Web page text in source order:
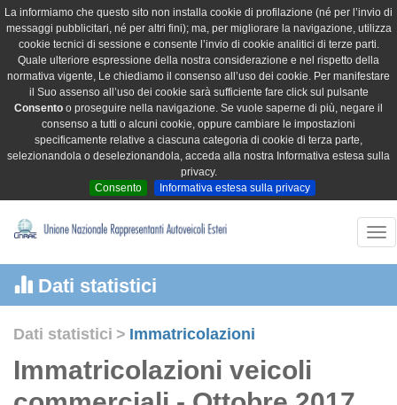
La informiamo che questo sito non installa cookie di profilazione (né per l’invio di
messaggi pubblicitari, né per altri fini); ma, per migliorare la navigazione, utilizza
cookie tecnici di sessione e consente l’invio di cookie analitici di terze parti.
Quale ulteriore espressione della nostra considerazione e nel rispetto della
normativa vigente, Le chiediamo il consenso all’uso dei cookie. Per manifestare
il Suo assenso all’uso dei cookie sarà sufficiente fare click sul pulsante
Consento o proseguire nella navigazione. Se vuole saperne di più, negare il
consenso a tutti o alcuni cookie, oppure cambiare le impostazioni
specificamente relative a ciascuna categoria di cookie di terza parte,
selezionandola o deselezionandola, acceda alla nostra Informativa estesa sulla
privacy.
Consento
Informativa estesa sulla privacy
Dati statistici
Dati statistici > Immatricolazioni
Immatricolazioni veicoli